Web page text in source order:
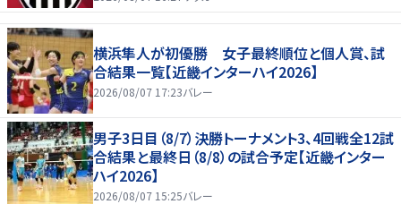
横浜隼人が初優勝 女子最終順位と個人賞、試
合結果一覧【近畿インターハイ2026】
2026/08/07 17:23バレー
男子3日目（8/7）決勝トーナメント3、4回戦全12試
合結果と最終日（8/8）の試合予定【近畿インター
ハイ2026】
2026/08/07 15:25バレー